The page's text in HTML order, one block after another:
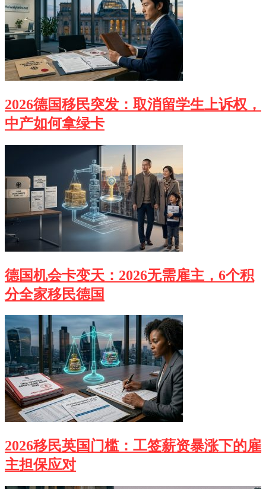
2026德国移民突发：取消留学生上诉权，
中产如何拿绿卡
德国机会卡变天：2026无需雇主，6个积
分全家移民德国
2026移民英国门槛：工签薪资暴涨下的雇
主担保应对